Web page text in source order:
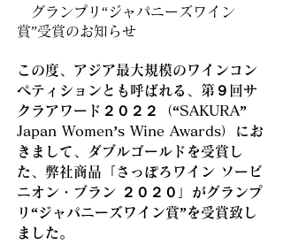
グランプリ“ジャパニーズワイン
賞”受賞のお知らせ
この度、アジア最大規模のワインコン
ペティションとも呼ばれる、第９回サ
クラアワード２０２２（“SAKURA”
Japan Women’s Wine Awards）にお
きまして、ダブルゴールドを受賞し
た、弊社商品「さっぽろワイン ソービ
ニオン・ブラン ２０２０」がグランプ
リ“ジャパニーズワイン賞”を受賞致し
ました。